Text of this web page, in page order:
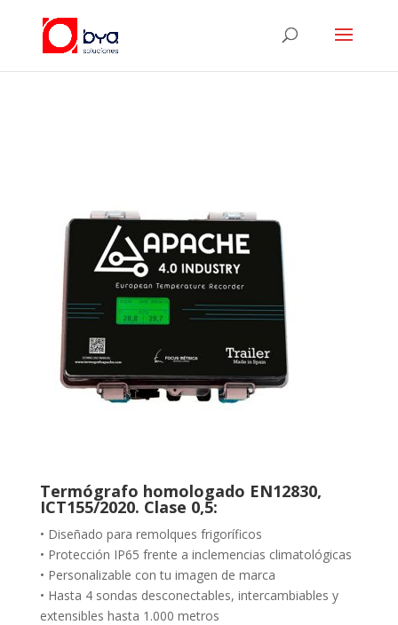
Termógrafo homologado EN12830,
ICT155/2020. Clase 0,5:
• Diseñado para remolques frigoríficos
• Protección IP65 frente a inclemencias climatológicas
• Personalizable con tu imagen de marca
• Hasta 4 sondas desconectables, intercambiables y
extensibles hasta 1.000 metros